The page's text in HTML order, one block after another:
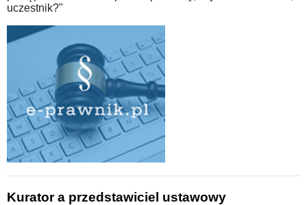
uczestnik?"
Kurator a przedstawiciel ustawowy